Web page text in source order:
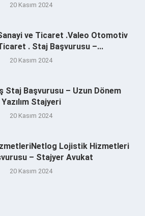
20 Kasım 2024
ve Ticaret .Valeo Otomotiv
. Staj Başvurusu –...
20 Kasım 2024
Staj Başvurusu – Uzun Dönem
Yazılım Stajyeri
20 Kasım 2024
Lojistik Hizmetleri
– Stajyer Avukat
20 Kasım 2024